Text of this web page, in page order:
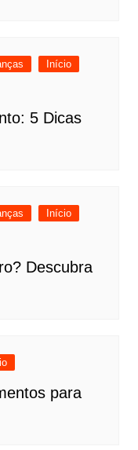
Início
5 Dicas
Início
Descubra
para